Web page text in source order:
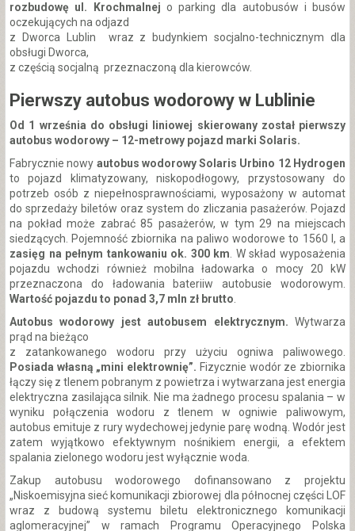
rozbudowę ul. Krochmalnej o parking dla autobusów i busów
oczekujących na odjazd
z Dworca Lublin wraz z budynkiem socjalno-technicznym dla
obsługi Dworca,
z częścią socjalną przeznaczoną dla kierowców.
Pierwszy autobus wodorowy w Lublinie
Od 1 września do obsługi liniowej skierowany został pierwszy
autobus wodorowy – 12-metrowy pojazd marki Solaris.
Fabrycznie nowy autobus wodorowy Solaris Urbino 12 Hydrogen
to pojazd klimatyzowany, niskopodłogowy, przystosowany do
potrzeb osób z niepełnosprawnościami, wyposażony w automat
do sprzedaży biletów oraz system do zliczania pasażerów. Pojazd
na pokład może zabrać 85 pasażerów, w tym 29 na miejscach
siedzących. Pojemność zbiornika na paliwo wodorowe to 1560 l, a
zasięg na pełnym tankowaniu ok. 300 km. W skład wyposażenia
pojazdu wchodzi również mobilna ładowarka o mocy 20 kW
przeznaczona do ładowania bateriiw autobusie wodorowym.
Wartość pojazdu to ponad 3,7 mln zł brutto.
Autobus wodorowy jest autobusem elektrycznym. Wytwarza
prąd na bieżąco
z zatankowanego wodoru przy użyciu ogniwa paliwowego.
Posiada własną „mini elektrownię”. Fizycznie wodór ze zbiornika
łączy się z tlenem pobranym z powietrza i wytwarzana jest energia
elektryczna zasilająca silnik. Nie ma żadnego procesu spalania – w
wyniku połączenia wodoru z tlenem w ogniwie paliwowym,
autobus emituje z rury wydechowej jedynie parę wodną. Wodór jest
zatem wyjątkowo efektywnym nośnikiem energii, a efektem
spalania zielonego wodoru jest wyłącznie woda.
Zakup autobusu wodorowego dofinansowano z projektu
„Niskoemisyjna sieć komunikacji zbiorowej dla północnej części LOF
wraz z budową systemu biletu elektronicznego komunikacji
aglomeracyjnej” w ramach Programu Operacyjnego Polska